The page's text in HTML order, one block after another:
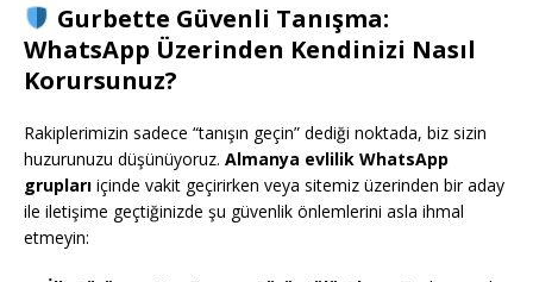
Gurbette Güvenli Tanışma:
WhatsApp Üzerinden Kendinizi Nasıl
Korursunuz?
Rakiplerimizin sadece “tanışın geçin” dediği noktada, biz sizin
huzurunuzu düşünüyoruz. Almanya evlilik WhatsApp
grupları içinde vakit geçirirken veya sitemiz üzerinden bir aday
ile iletişime geçtiğinizde şu güvenlik önlemlerini asla ihmal
etmeyin: